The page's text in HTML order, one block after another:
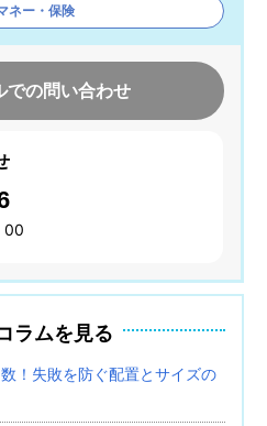
ネー・保険
での問い合わせ
00
ラムを見る
！失敗を防ぐ配置とサイズの